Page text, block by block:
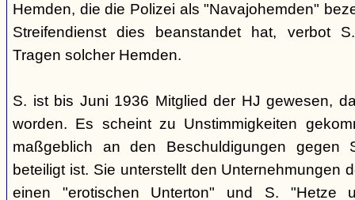
Hemden, die die Polizei als "Navajohemden"
Streifendienst dies beanstandet hat, verbot
Tragen solcher Hemden.
S. ist bis Juni 1936 Mitglied der HJ gewesen,
worden. Es scheint zu Unstimmigkeiten
maßgeblich an den Beschuldigungen gegen
beteiligt ist. Sie unterstellt den Unternehmungen
einen "erotischen Unterton" und S. "Hetze